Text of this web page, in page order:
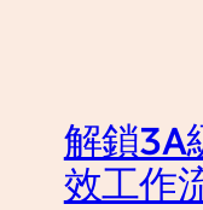
解鎖3A
效工作